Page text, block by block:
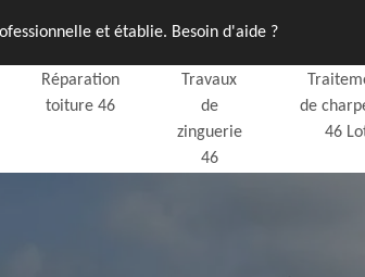
et établie. Besoin d'aide ?
Réparation
toiture 46
Travaux
de
zinguerie
46
de
46